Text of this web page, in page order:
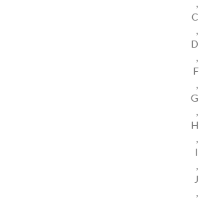
,
C
,
D
,
F
,
G
,
H
,
I
,
J
,